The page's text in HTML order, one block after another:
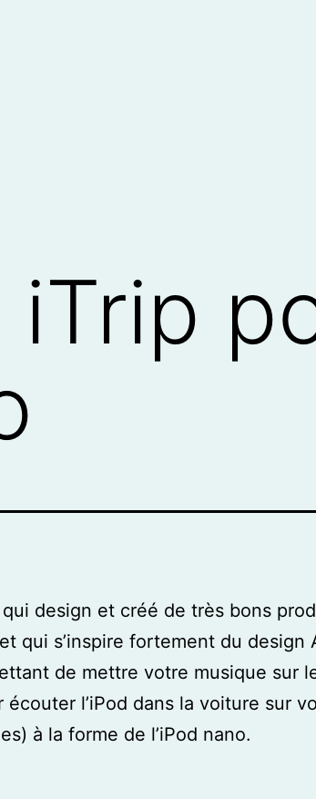
design et créé de très bons
qui s’inspire fortement du design
de mettre votre musique sur
l’iPod dans la voiture sur
à la forme de l’iPod nano.